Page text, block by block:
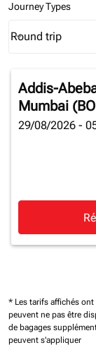
Journey Types
Journey Types
Round trip
keyboard_arrow_down
Addis-
Mumbai
29/08/2026 -
* Les tarifs affichés ont
peuvent ne pas être
de bagages
peuvent s'appliquer